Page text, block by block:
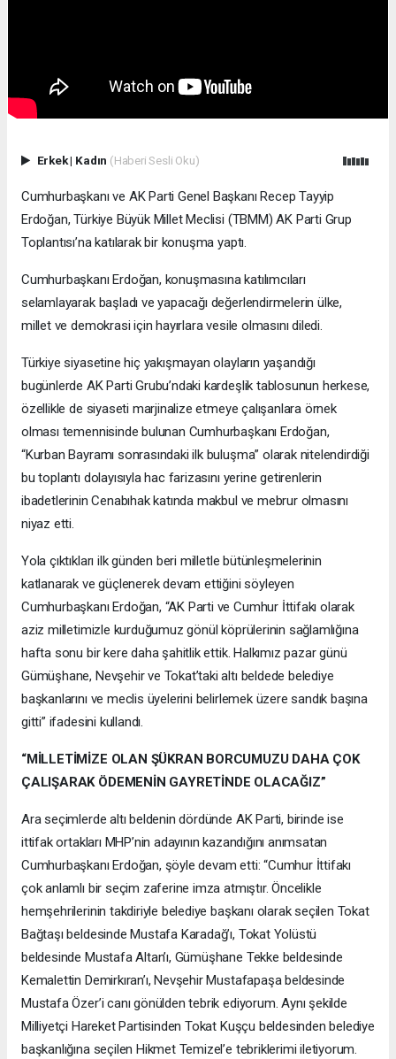
Erkek| Kadın (Haberi Sesli Oku)
Cumhurbaşkanı ve AK Parti Genel Başkanı Recep Tayyip
Erdoğan, Türkiye Büyük Millet Meclisi (TBMM) AK Parti Grup
Toplantısı’na katılarak bir konuşma yaptı.
Cumhurbaşkanı Erdoğan, konuşmasına katılımcıları
selamlayarak başladı ve yapacağı değerlendirmelerin ülke,
millet ve demokrasi için hayırlara vesile olmasını diledi.
Türkiye siyasetine hiç yakışmayan olayların yaşandığı
bugünlerde AK Parti Grubu’ndaki kardeşlik tablosunun herkese,
özellikle de siyaseti marjinalize etmeye çalışanlara örnek
olması temennisinde bulunan Cumhurbaşkanı Erdoğan,
“Kurban Bayramı sonrasındaki ilk buluşma” olarak nitelendirdiği
bu toplantı dolayısıyla hac farizasını yerine getirenlerin
ibadetlerinin Cenabıhak katında makbul ve mebrur olmasını
niyaz etti.
Yola çıktıkları ilk günden beri milletle bütünleşmelerinin
katlanarak ve güçlenerek devam ettiğini söyleyen
Cumhurbaşkanı Erdoğan, “AK Parti ve Cumhur İttifakı olarak
aziz milletimizle kurduğumuz gönül köprülerinin sağlamlığına
hafta sonu bir kere daha şahitlik ettik. Halkımız pazar günü
Gümüşhane, Nevşehir ve Tokat’taki altı beldede belediye
başkanlarını ve meclis üyelerini belirlemek üzere sandık başına
gitti” ifadesini kullandı.
“MİLLETİMİZE OLAN ŞÜKRAN BORCUMUZU DAHA ÇOK
ÇALIŞARAK ÖDEMENİN GAYRETİNDE OLACAĞIZ”
Ara seçimlerde altı beldenin dördünde AK Parti, birinde ise
ittifak ortakları MHP’nin adayının kazandığını anımsatan
Cumhurbaşkanı Erdoğan, şöyle devam etti: “Cumhur İttifakı
çok anlamlı bir seçim zaferine imza atmıştır. Öncelikle
hemşehrilerinin takdiriyle belediye başkanı olarak seçilen Tokat
Bağtaşı beldesinde Mustafa Karadağ’ı, Tokat Yolüstü
beldesinde Mustafa Altan’ı, Gümüşhane Tekke beldesinde
Kemalettin Demirkıran’ı, Nevşehir Mustafapaşa beldesinde
Mustafa Özer’i canı gönülden tebrik ediyorum. Aynı şekilde
Milliyetçi Hareket Partisinden Tokat Kuşçu beldesinden belediye
başkanlığına seçilen Hikmet Temizel’e tebriklerimi iletiyorum.